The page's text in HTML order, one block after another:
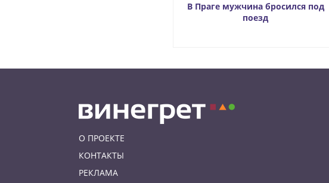
В Праге мужчина бросился под
поезд
О ПРОЕКТЕ
КОНТАКТЫ
РЕКЛАМА